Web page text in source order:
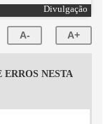
Divulgação
A- A+
NESTA